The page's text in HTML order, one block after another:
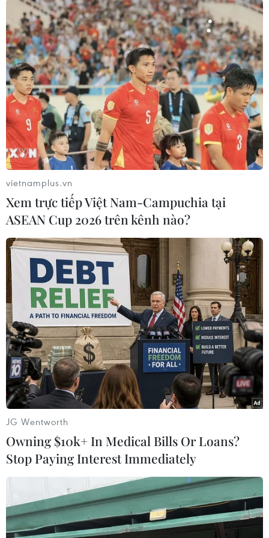
TIN LIÊN QUAN
Thứ trưởng Y tế Iran dương tính
với virus SARS-CoV-2
25/02/2020 12:29
Hãng thông tấn Fars đăng tải đoạn video do Thứ trưởng
Bộ Y tế Iraj Harirchi đăng tải, trong đó quan chức này
lạc quan rằng mình sẽ đánh bại được virus SARS-CoV-2
vietnamplus.vn
Xem trực tiếp Việt Nam-Campuchia tại
ASEAN Cup 2026 trên kênh nào?
JG Wentworth
Owning $10k+ In Medical Bills Or Loans?
Stop Paying Interest Immediately